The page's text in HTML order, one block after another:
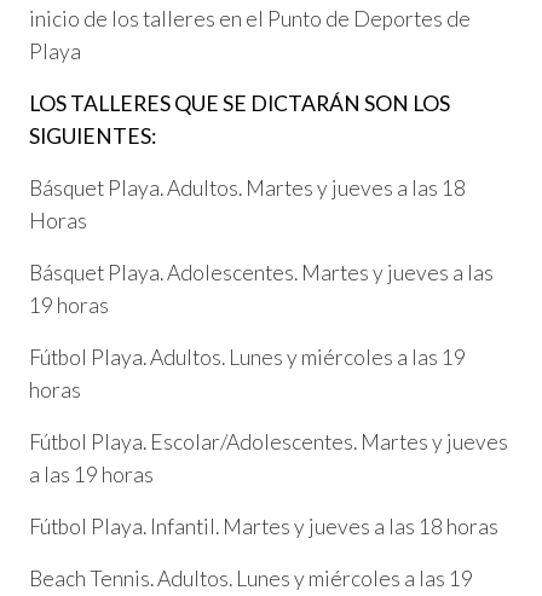
inicio de los talleres en el Punto de Deportes de
Playa
LOS TALLERES QUE SE DICTARÁN SON LOS
SIGUIENTES:
Básquet Playa. Adultos. Martes y jueves a las 18
Horas
Básquet Playa. Adolescentes. Martes y jueves a las
19 horas
Fútbol Playa. Adultos. Lunes y miércoles a las 19
horas
Fútbol Playa. Escolar/Adolescentes. Martes y jueves
a las 19 horas
Fútbol Playa. Infantil. Martes y jueves a las 18 horas
Beach Tennis. Adultos. Lunes y miércoles a las 19